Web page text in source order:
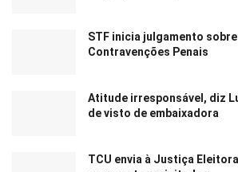
STF inicia julgamento
Contravenções Penais
Atitude irresponsável, diz
de visto de embaixadora
TCU envia à Justiça